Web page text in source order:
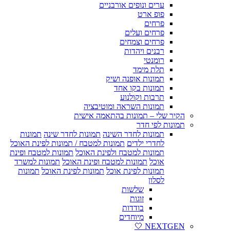
ערים ונופים אורבניים
פופ ארט
פרחים
פרחים ועלים
פרחים וצמחים
רבנים ויהדות
רומנטי
תלת מימד
תמונות אופנה ושיק
תמונות בקו אחד
תרבות וקולנוע
תמונות השראה ומוטיבציה
הקיר שלי – תמונות בהתאמה אישית
תמונות לפי חדר
תמונות לחדר השינה תמונות לחדר שינה תמונות
לחדרי ילדים תמונות למטבח / תמונות לפינת האוכל
תמונות למטבח ולפינת האוכל תמונות למטבח ופינת
אוכל תמונות למטבח ופינת האוכל תמונות למשרד
תמונות לפינת אוכל תמונות לפינת האוכל תמונות
לסלון
שלשות
זוגות
בודדות
מיוחדים
NEXTGEN 🤍